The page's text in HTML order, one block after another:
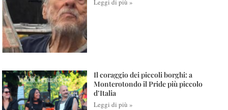
Il coraggio dei piccoli borghi: a
Monterotondo il Pride più piccolo
d’Italia
Leggi di più »